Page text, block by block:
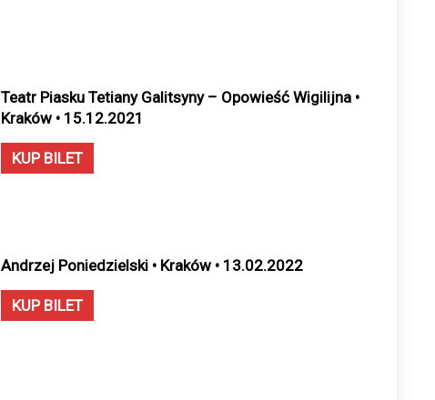
Teatr Piasku Tetiany Galitsyny – Opowieść Wigilijna •
Kraków • 15.12.2021
KUP BILET
Andrzej Poniedzielski • Kraków • 13.02.2022
KUP BILET